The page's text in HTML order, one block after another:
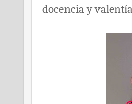
docencia y